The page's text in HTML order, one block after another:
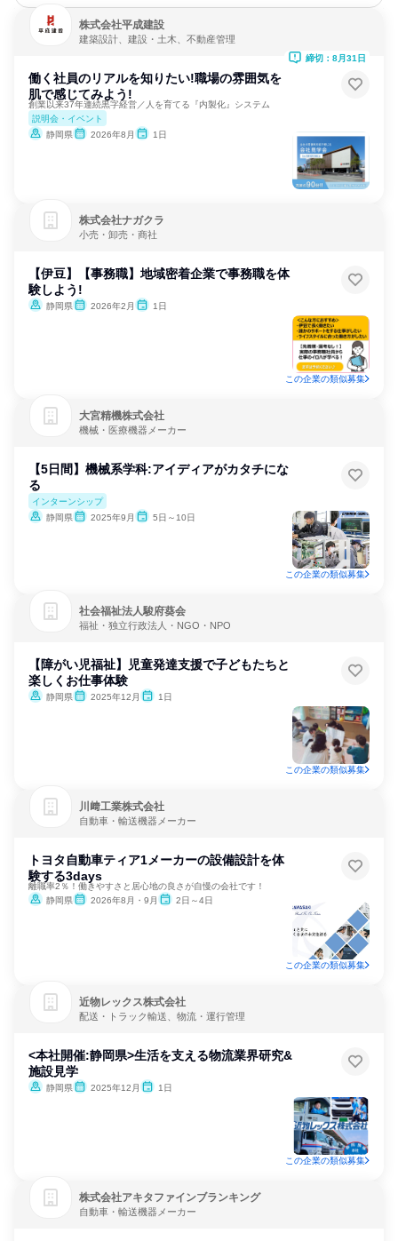
株式会社平成建設
建築設計、建設・土木、不動産管理
働く社員のリアルを知りたい!職場の雰囲気を
肌で感じてみよう!
創業以来37年連続黒字経営／人を育てる『内製化』システム
説明会・イベント
静岡県
2026年8月 1日
締切：8月31日
株式会社ナガクラ
小売・卸売・商社
【伊豆】【事務職】地域密着企業で事務職を体
験しよう!
静岡県 2026年2月 1日
この企業の類似募集
大宮精機株式会社
機械・医療機器メーカー
【5日間】機械系学科:アイディアがカタチにな
る
インターンシップ
静岡県
2025年9月 5日～10日
この企業の類似募集
社会福祉法人駿府葵会
福祉・独立行政法人・NGO・NPO
【障がい児福祉】児童発達支援で子どもたちと
楽しくお仕事体験
静岡県 2025年12月 1日
この企業の類似募集
川﨑工業株式会社
自動車・輸送機器メーカー
トヨタ自動車ティア1メーカーの設備設計を体
験する3days
離職率2％！働きやすさと居心地の良さが自慢の会社です！
静岡県
2026年8月・9月 2日～4日
この企業の類似募集
近物レックス株式会社
配送・トラック輸送、物流・運行管理
<本社開催:静岡県>生活を支える物流業界研究&
施設見学
静岡県 2025年12月 1日
この企業の類似募集
株式会社アキタファインブランキング
自動車・輸送機器メーカー